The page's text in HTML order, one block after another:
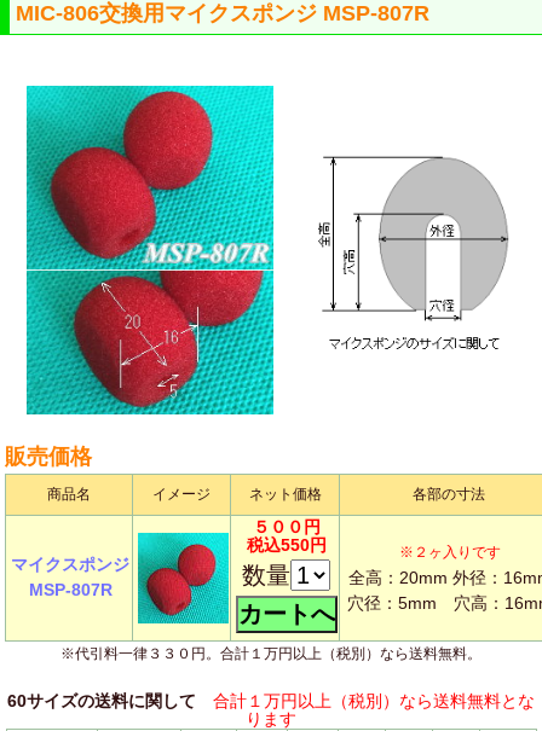
MIC-806交換用マイクスポンジ MSP-807R
販売価格
商品名 イメージ ネット価格 各部の寸法
マイクスポンジ
MSP-807R
５００円
税込550円
数量
※２ヶ入りです
全高：20mm 外径：
穴径：5mm 穴高：
※代引料一律３３０円。合計１万円以上（税別）なら送料無料。
60サイズの送料に関して
合計１万円以上（税別）なら送料無料とな
ります